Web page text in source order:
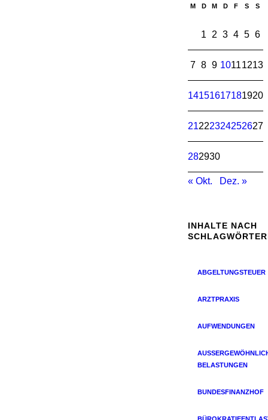
M D M D F S S
1 2 3 4 5 6
7 8 9 10111213
14151617181920
21222324252627
282930
« Okt. Dez. »
INHALTE NACH
ABGELTUNGSTEUER
ARZTPRAXIS
AUFWENDUNGEN
ELASTUNGEN
BUNDESFINANZHOF